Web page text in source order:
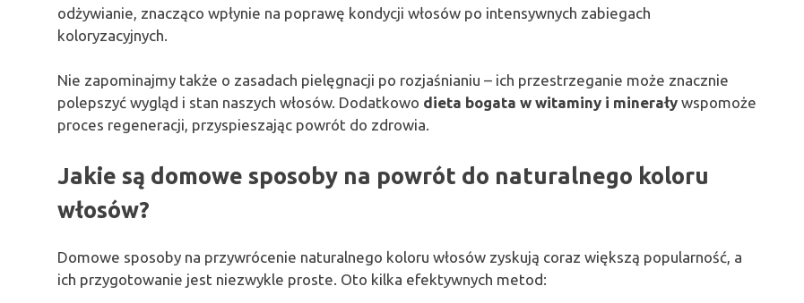
odżywianie, znacząco wpłynie na poprawę kondycji włosów po intensywnych zabiegach
koloryzacyjnych.
Nie zapominajmy także o zasadach pielęgnacji po rozjaśnianiu – ich przestrzeganie może znacznie
polepszyć wygląd i stan naszych włosów. Dodatkowo dieta bogata w witaminy i minerały wspomoże
proces regeneracji, przyspieszając powrót do zdrowia.
Jakie są domowe sposoby na powrót do naturalnego koloru
włosów?
Domowe sposoby na przywrócenie naturalnego koloru włosów zyskują coraz większą popularność, a
ich przygotowanie jest niezwykle proste. Oto kilka efektywnych metod: